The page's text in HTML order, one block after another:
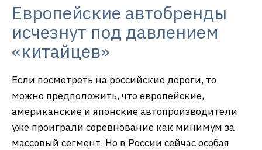
Европейские автобренды
исчезнут под давлением
«китайцев»
Если посмотреть на российские дороги, то
можно предположить, что европейские,
американские и японские автопроизводители
уже проиграли соревнование как минимум за
массовый сегмент. Но в России сейчас особая